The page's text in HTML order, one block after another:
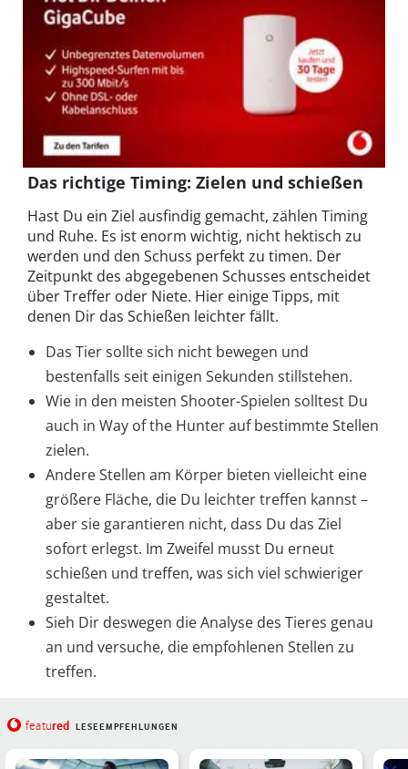
Das richtige Timing: Zielen und schießen
Hast Du ein Ziel ausfindig gemacht, zählen Timing
und Ruhe. Es ist enorm wichtig, nicht hektisch zu
werden und den Schuss perfekt zu timen. Der
Zeitpunkt des abgegebenen Schusses entscheidet
über Treffer oder Niete. Hier einige Tipps, mit
denen Dir das Schießen leichter fällt.
Das Tier sollte sich nicht bewegen und
bestenfalls seit einigen Sekunden stillstehen.
Wie in den meisten Shooter-Spielen solltest Du
auch in Way of the Hunter auf bestimmte Stellen
zielen.
Andere Stellen am Körper bieten vielleicht eine
größere Fläche, die Du leichter treffen kannst –
aber sie garantieren nicht, dass Du das Ziel
sofort erlegst. Im Zweifel musst Du erneut
schießen und treffen, was sich viel schwieriger
gestaltet.
Sieh Dir deswegen die Analyse des Tieres genau
an und versuche, die empfohlenen Stellen zu
treffen.
featured LESEEMPFEHLUNGEN